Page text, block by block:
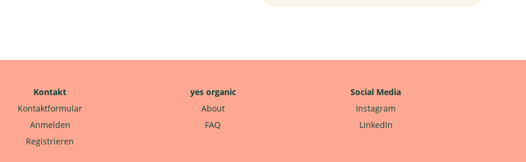
Kontakt
Kontaktformular
Anmelden
Registrieren
yes organic
About
FAQ
Social Media
Instagram
LinkedIn